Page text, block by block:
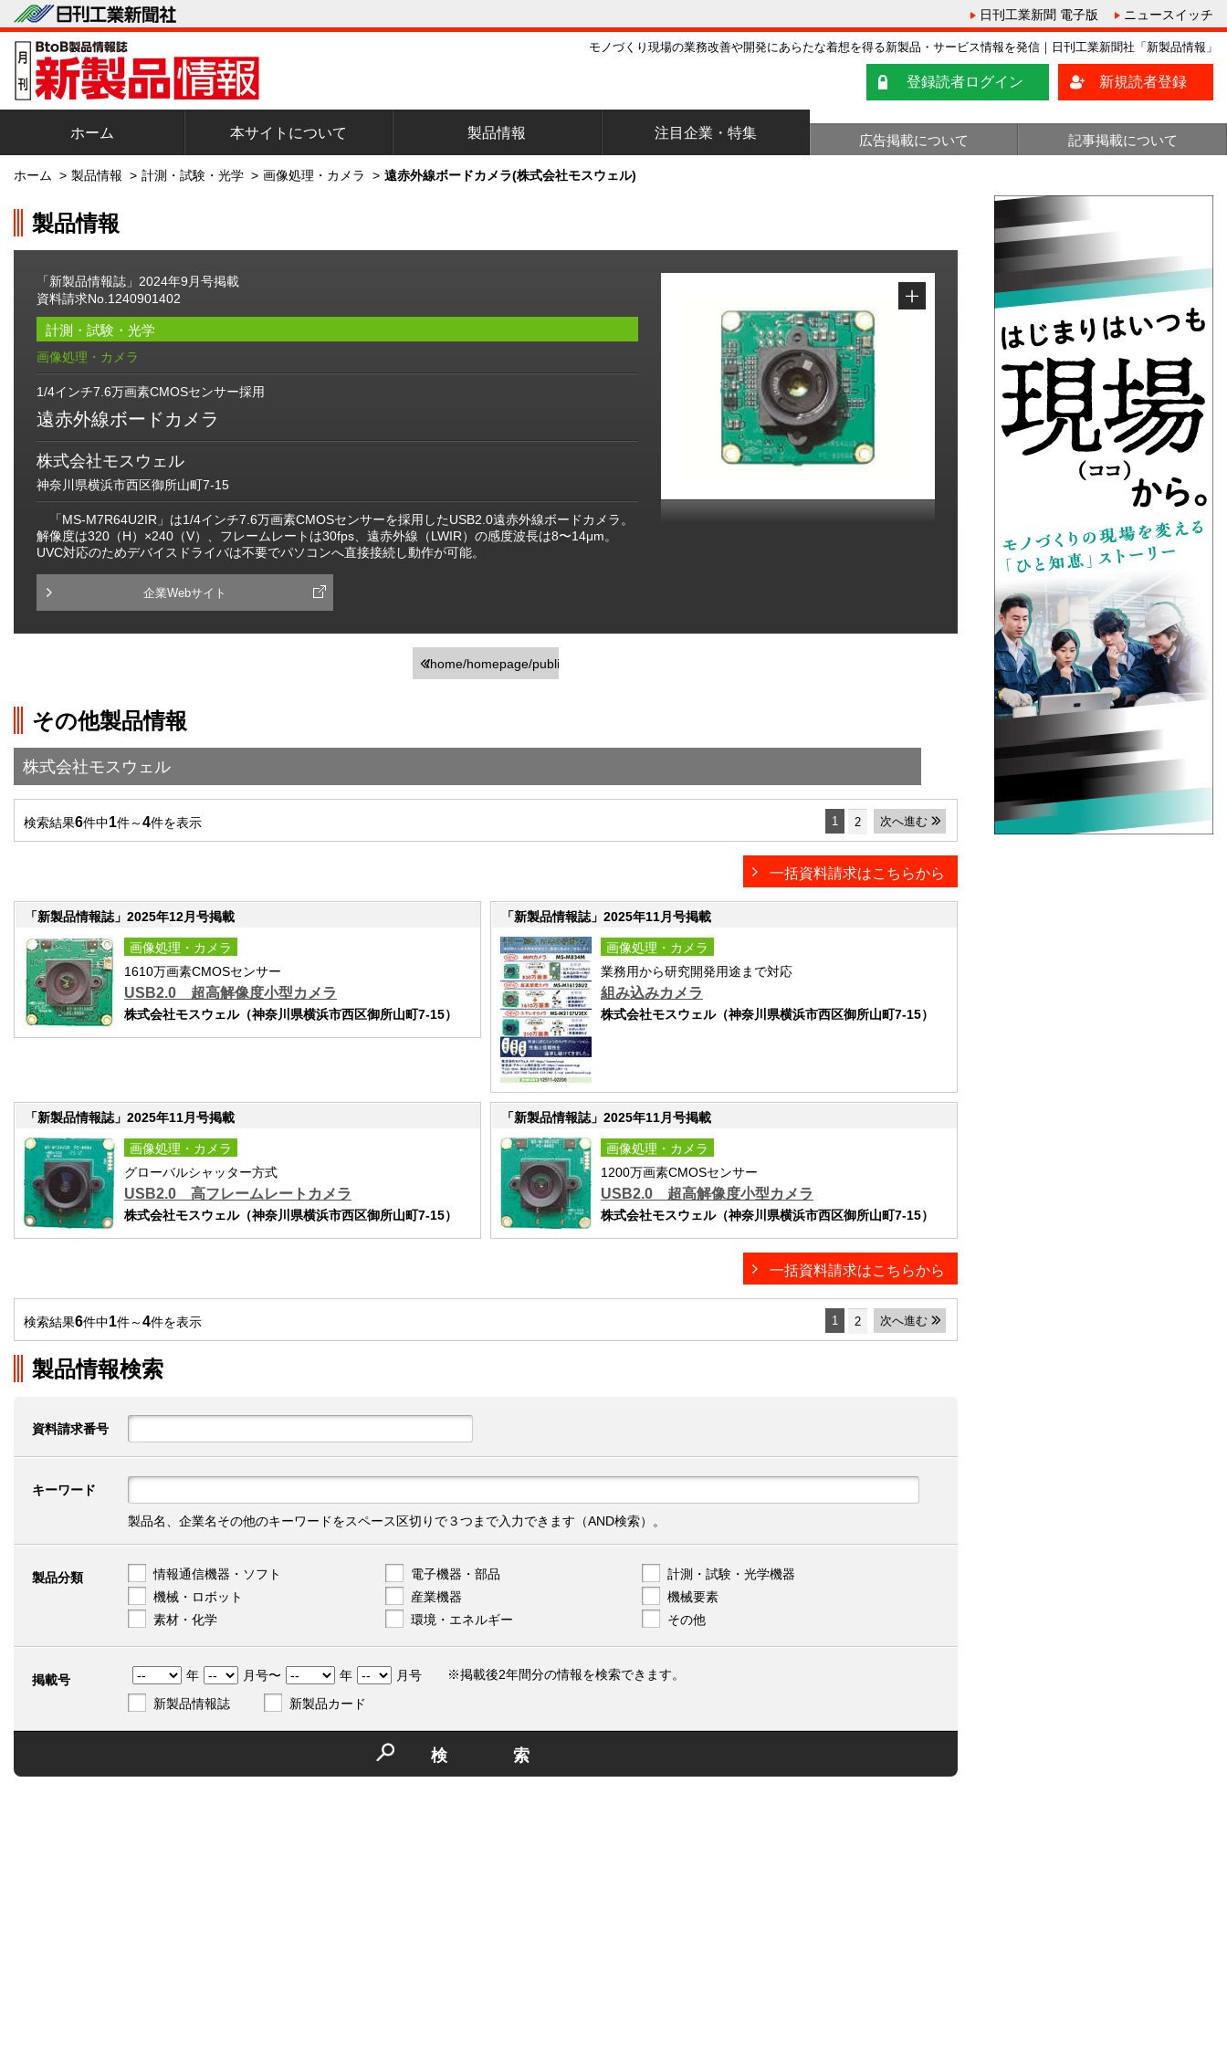
日刊工業新聞 電子版 ニュースイッチ
モノづくり現場の業務改善や開発にあらたな着想を得る新製品・サービス情報を発信｜日刊工業新聞社「新製品情報」
登録読者ログイン 新規読者登録
ホーム 本サイトについて 製品情報 注目企業・特集 広告掲載について 記事掲載について
ホーム > 製品情報 > 計測・試験・光学 > 画像処理・カメラ > 遠赤外線ボードカメラ(株式会社モスウェル)
製品情報
「新製品情報誌」2024年9月号掲載
資料請求No.1240901402
計測・試験・光学
画像処理・カメラ
1/4インチ7.6万画素CMOSセンサー採用
遠赤外線ボードカメラ
株式会社モスウェル
神奈川県横浜市西区御所山町7-15
「MS-M7R64U2IR」は1/4インチ7.6万画素CMOSセンサーを採用したUSB2.0遠赤外線ボードカメラ。
解像度は320（H）×240（V）、フレームレートは30fps、遠赤外線（LWIR）の感度波長は8〜14μm。
UVC対応のためデバイスドライバは不要でパソコンへ直接接続し動作が可能。
企業Webサイト
/home/homepage/public_html/usr/detail_products.php
その他製品情報
株式会社モスウェル
検索結果6件中1件～4件を表示 1 2 次へ進む
一括資料請求はこちらから
「新製品情報誌」2025年12月号掲載
画像処理・カメラ
1610万画素CMOSセンサー
USB2.0 超高解像度小型カメラ
株式会社モスウェル（神奈川県横浜市西区御所山町7-15）
「新製品情報誌」2025年11月号掲載
画像処理・カメラ
業務用から研究開発用途まで対応
組み込みカメラ
株式会社モスウェル（神奈川県横浜市西区御所山町7-15）
「新製品情報誌」2025年11月号掲載
画像処理・カメラ
グローバルシャッター方式
USB2.0 高フレームレートカメラ
株式会社モスウェル（神奈川県横浜市西区御所山町7-15）
「新製品情報誌」2025年11月号掲載
画像処理・カメラ
1200万画素CMOSセンサー
USB2.0 超高解像度小型カメラ
株式会社モスウェル（神奈川県横浜市西区御所山町7-15）
一括資料請求はこちらから
検索結果6件中1件～4件を表示 1 2 次へ進む
製品情報検索
資料請求番号
キーワード
製品名、企業名その他のキーワードをスペース区切りで３つまで入力できます（AND検索）。
製品分類 情報通信機器・ソフト 電子機器・部品
計測・試験・光学機器
機械・ロボット
産業機器
機械要素
素材・化学
環境・エネルギー その他
掲載号 年 月号〜 年
月号
新製品情報誌
新製品カード
※掲載後2年間分の情報を検索できます。
検索